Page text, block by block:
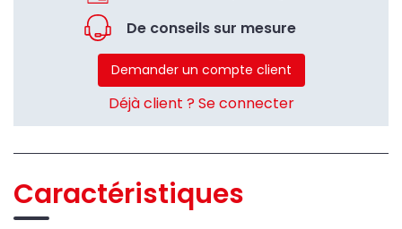
De conseils sur mesure
Demander un compte client
Déjà client ? Se connecter
Caractéristiques